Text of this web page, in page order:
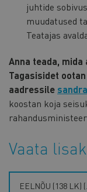
juhtide
muudatused
Teatajas
Anna teada,
Tagasisidet
aadressile
koostan koja
Vaata
EELNÕU (138 LK)